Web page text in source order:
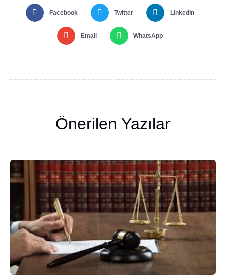
Facebook Twitter LinkedIn
Email WhatsApp
Önerilen Yazılar